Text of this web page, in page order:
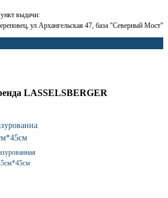
выдачи:
ул Архангельская 47, база "Северный Мост"
LASSELSBERGER